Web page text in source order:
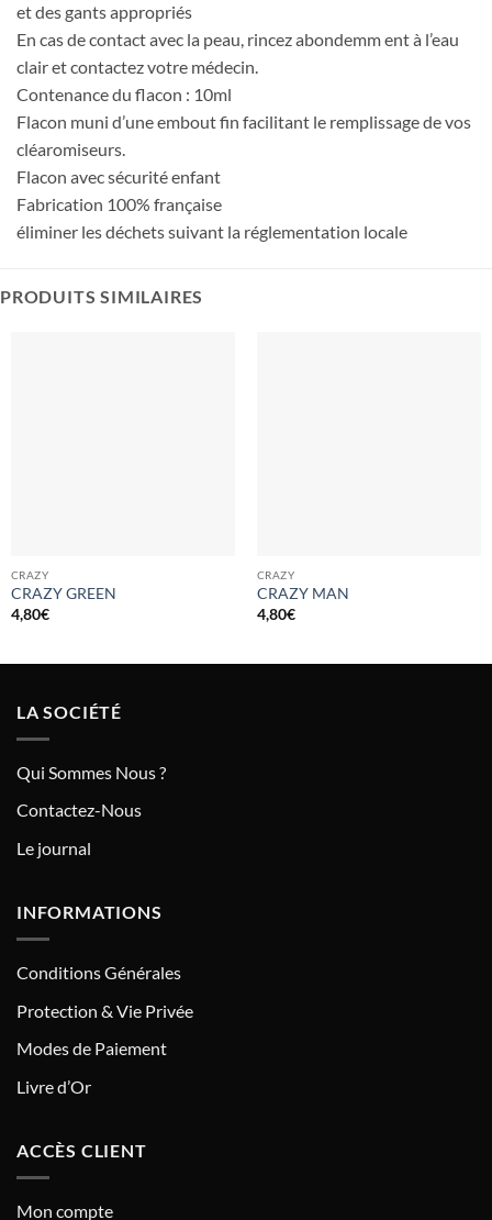
et des gants appropriés
En cas de contact avec la peau, rincez abondemm ent à l’eau
clair et contactez votre médecin.
Contenance du flacon : 10ml
Flacon muni d’une embout fin facilitant le remplissage de vos
cléaromiseurs.
Flacon avec sécurité enfant
Fabrication 100% française
éliminer les déchets suivant la réglementation locale
PRODUITS SIMILAIRES
CRAZY
CRAZY GREEN
4,80€
CRAZY
CRAZY MAN
4,80€
LA SOCIÉTÉ
Qui Sommes Nous ?
Contactez-Nous
Le journal
INFORMATIONS
Conditions Générales
Protection & Vie Privée
Modes de Paiement
Livre d’Or
ACCÈS CLIENT
Mon compte